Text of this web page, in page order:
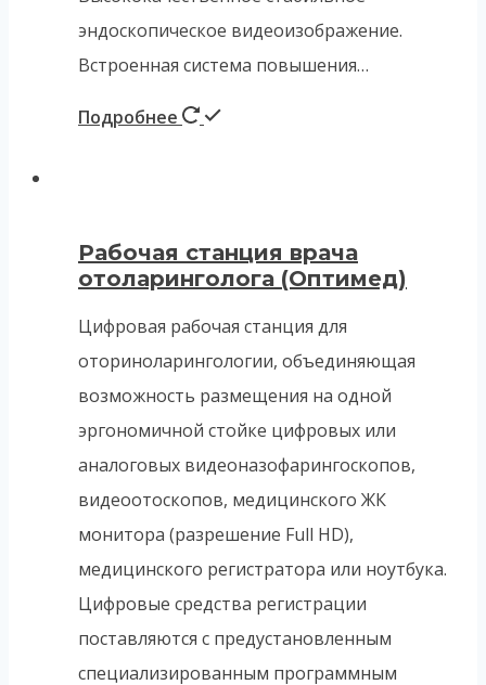
эндоскопическое видеоизображение.
Встроенная система повышения…
Подробнее
Рабочая станция врача
отоларинголога (Оптимед)
Цифровая рабочая станция для
оториноларингологии, объединяющая
возможность размещения на одной
эргономичной стойке цифровых или
аналоговых видеоназофарингоскопов,
видеоотоскопов, медицинского ЖК
монитора (разрешение Full HD),
медицинского регистратора или ноутбука.
Цифровые средства регистрации
поставляются с предустановленным
специализированным программным